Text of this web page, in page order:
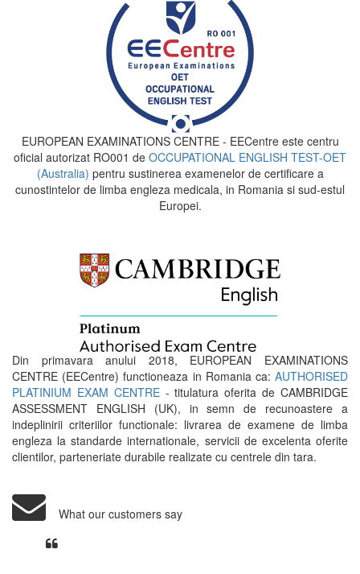
EUROPEAN EXAMINATIONS CENTRE - EECentre este centru
oficial autorizat RO001 de OCCUPATIONAL ENGLISH TEST-OET
(Australia) pentru sustinerea examenelor de certificare a
cunostintelor de limba engleza medicala, in Romania si sud-estul
Europei.
Din primavara anului 2018, EUROPEAN EXAMINATIONS
CENTRE (EECentre) functioneaza in Romania ca: AUTHORISED
PLATINIUM EXAM CENTRE- titulatura oferita de CAMBRIDGE
ASSESSMENT ENGLISH (UK), in semn de recunoastere a
indeplinirii criteriilor functionale: livrarea de examene de limba
engleza la standarde internationale, servicii de excelenta oferite
clientilor, parteneriate durabile realizate cu centrele din tara.
What our customers say